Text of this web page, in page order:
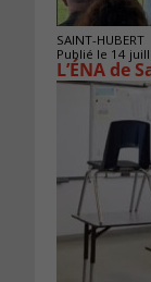
SAINT-HUBERT
Publié le 14
L’ÉNA de